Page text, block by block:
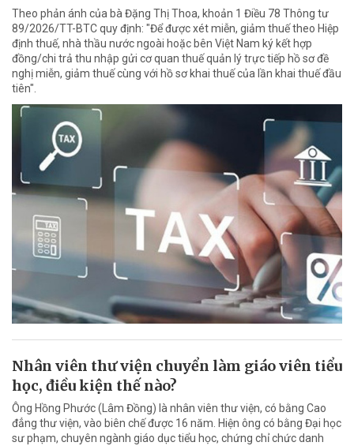
Theo phản ánh của bà Đặng Thị Thoa, khoản 1 Điều 78 Thông tư
89/2026/TT-BTC quy định: "Để được xét miễn, giảm thuế theo Hiệp
định thuế, nhà thầu nước ngoài hoặc bên Việt Nam ký kết hợp
đồng/chi trả thu nhập gửi cơ quan thuế quản lý trực tiếp hồ sơ đề
nghị miễn, giảm thuế cùng với hồ sơ khai thuế của lần khai thuế đầu
tiên".
Nhân viên thư viện chuyển làm giáo viên tiểu
học, điều kiện thế nào?
Ông Hồng Phước (Lâm Đồng) là nhân viên thư viện, có bằng Cao
đẳng thư viện, vào biên chế được 16 năm. Hiện ông có bằng Đại học
sư phạm, chuyên ngành giáo dục tiểu học, chứng chỉ chức danh